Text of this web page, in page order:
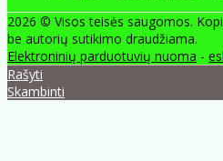
2026 © Visos teisės saugomos.
be autorių sutikimo draudžiama.
Elektroninių parduotuvių nuoma -
Rašyti
Skambinti